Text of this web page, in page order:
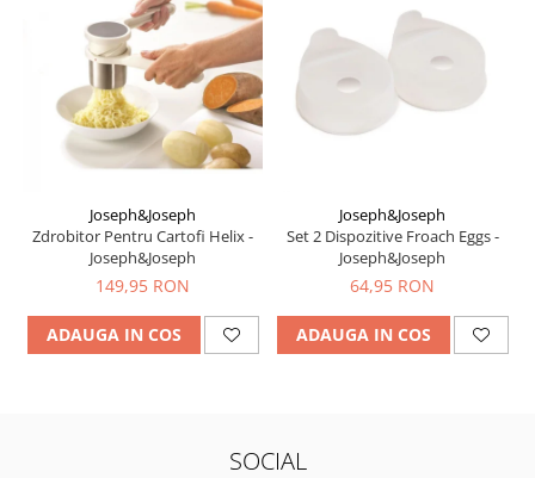
Joseph&Joseph
Zdrobitor Pentru Cartofi Helix -
Joseph&Joseph
149,95 RON
ADAUGA IN COS
Joseph&Joseph
Set 2 Dispozitive Froach Eggs -
Joseph&Joseph
64,95 RON
ADAUGA IN COS
SOCIAL